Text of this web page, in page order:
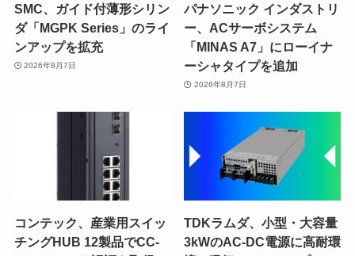
SMC、ガイド付薄形シリン
ダ「MGPK Series」のライ
ンアップを拡充
2026年8月7日
パナソニック インダストリ
ー、ACサーボシステム
「MINAS A7」にローイナ
ーシャタイプを追加
2026年8月7日
コンテック、産業用スイッ
チングHUB 12製品でCC-
TDKラムダ、小型・大容量
3kWのAC-DC電源に高耐環